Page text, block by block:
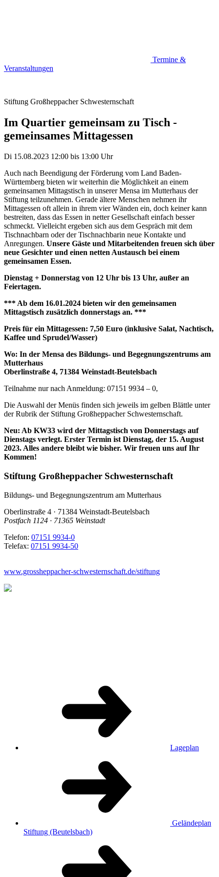
Termine &
Veranstaltungen
Stiftung Großheppacher Schwesternschaft
Im Quartier gemeinsam zu Tisch -
gemeinsames Mittagessen
Di 15.08.2023 12:00 bis 13:00 Uhr
Auch nach Beendigung der Förderung vom Land Baden-
Württemberg bieten wir weiterhin die Möglichkeit an einem
gemeinsamen Mittagstisch in unserer Mensa im Mutterhaus der
Stiftung teilzunehmen. Gerade ältere Menschen nehmen ihr
Mittagessen oft allein in ihrem vier Wänden ein, doch keiner kann
bestreiten, dass das Essen in netter Gesellschaft einfach besser
schmeckt. Vielleicht ergeben sich aus dem Gespräch mit dem
Tischnachbarn oder der Tischnachbarin neue Kontakte und
Anregungen. Unsere Gäste und Mitarbeitenden freuen sich über
neue Gesichter und einen netten Austausch bei einem
gemeinsamen Essen.
Dienstag + Donnerstag von 12 Uhr bis 13 Uhr, außer an
Feiertagen.
*** Ab dem 16.01.2024 bieten wir den gemeinsamen
Mittagstisch zusätzlich donnerstags an. ***
Preis für ein Mittagessen: 7,50 Euro (inklusive Salat, Nachtisch,
Kaffee und Sprudel/Wasser)
Wo: In der Mensa des Bildungs- und Begegnungszentrums am
Mutterhaus
Oberlinstraße 4, 71384 Weinstadt-Beutelsbach
Teilnahme nur nach Anmeldung: 07151 9934 – 0,
Die Auswahl der Menüs finden sich jeweils im gelben Blättle unter
der Rubrik der Stiftung Großheppacher Schwesternschaft.
Neu: Ab KW33 wird der Mittagstisch von Donnerstags auf
Dienstags verlegt. Erster Termin ist Dienstag, der 15. August
2023. Alles andere bleibt wie bisher. Wir freuen uns auf Ihr
Kommen!
Stiftung Großheppacher Schwesternschaft
Bildungs- und Begegnungszentrum am Mutterhaus
Oberlinstraße 4 · 71384 Weinstadt-Beutelsbach
Postfach 1124 · 71365 Weinstadt
Telefon: 07151 9934-0
Telefax: 07151 9934-50
www.grossheppacher-schwesternschaft.de/stiftung
Lageplan
Geländeplan
Stiftung (Beutelsbach)